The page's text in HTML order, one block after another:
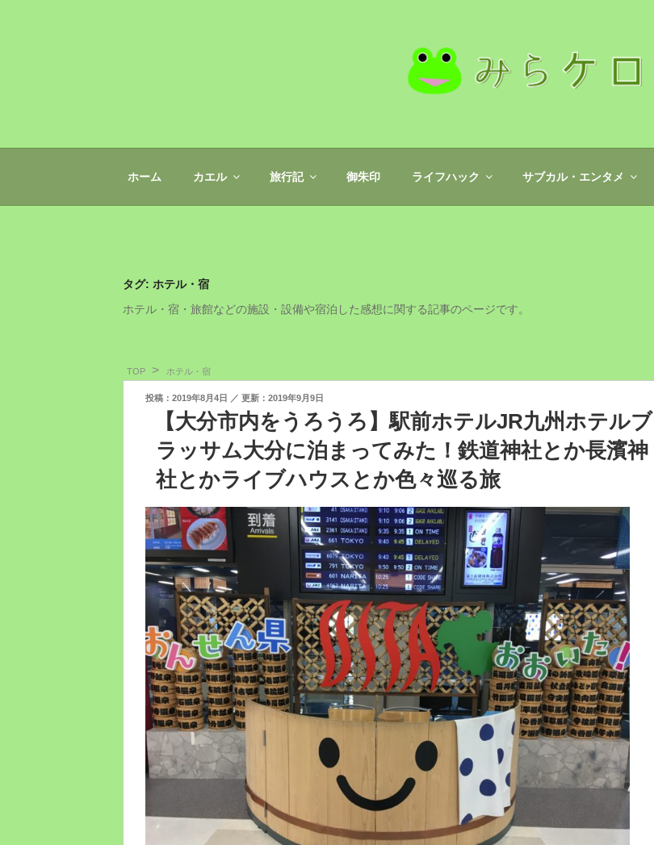
キ
ホーム カエル 旅行記 御朱印 ライフハック サブカル・エンタメ
タグ: ホテル・宿
ホテル・宿・旅館などの施設・設備や宿泊した感想に関する記事のページです。
TOP ホテル・宿
投
2019年8月4日 2019年9月9日
【大分市内をうろうろ】駅前ホテルJR九州ホテルブ
ラッサム大分に泊まってみた！鉄道神社とか長濱神
社とかライブハウスとか色々巡る旅